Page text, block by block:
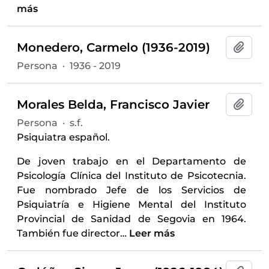
más
Monedero, Carmelo (1936-2019)
Persona · 1936 - 2019
Morales Belda, Francisco Javier
Persona · s.f.
Psiquiatra español.
De joven trabajo en el Departamento de
Psicología Clínica del Instituto de Psicotecnia.
Fue nombrado Jefe de los Servicios de
Psiquiatría e Higiene Mental del Instituto
Provincial de Sanidad de Segovia en 1964.
También fue director… Leer más